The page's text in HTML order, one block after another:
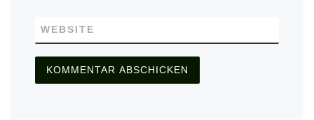
WEBSITE